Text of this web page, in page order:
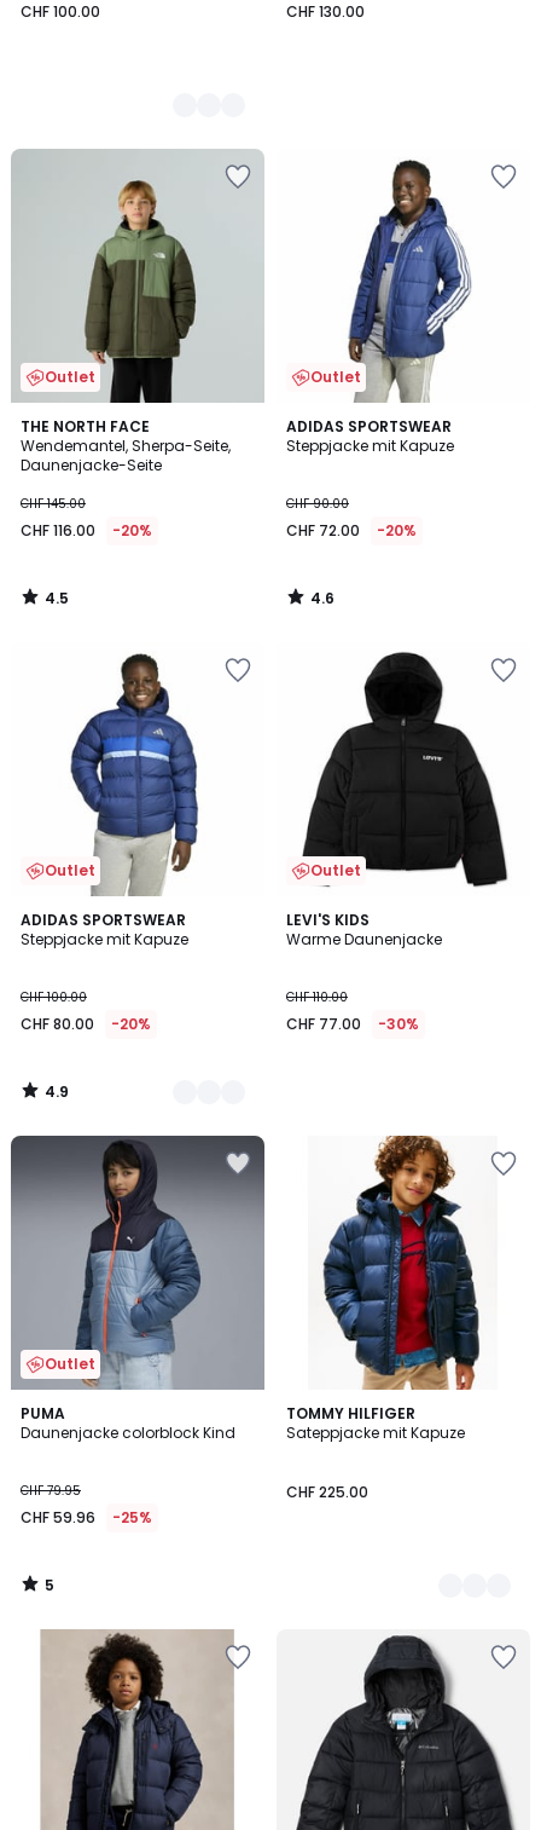
CHF 100.00
CHF 130.00
Outlet
THE NORTH FACE
Wendemantel, Sherpa-Seite,
Daunenjacke-Seite
CHF 145.00
CHF 116.00 -20%
4.5
/ 5
4.5
/
Outlet
ADIDAS SPORTSWEAR
Steppjacke mit Kapuze
CHF 90.00
CHF 72.00 -20%
4.6
/ 5
4.6
/
Outlet
ADIDAS SPORTSWEAR
Steppjacke mit Kapuze
CHF 100.00
CHF 80.00 -20%
4.9
/ 5
2
Farben
4.9
/
Outlet
LEVI'S KIDS
Warme Daunenjacke
CHF 110.00
CHF 77.00 -30%
Outlet
PUMA
Daunenjacke colorblock Kind
CHF 79.95
CHF 59.96 -25%
5
/
5
/
TOMMY HILFIGER
Sateppjacke mit Kapuze
CHF 225.00
2
Farben